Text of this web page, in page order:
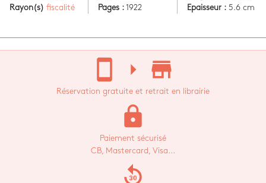
Rayon(s) fiscalité
Pages : 1922
Epaisseur :5.6 cm
stay_current_portrait arrow_right store_mall_directory
Réservation gratuite et retrait en librairie
lock
Paiement sécurisé
CB, Mastercard, Visa...
replay_30